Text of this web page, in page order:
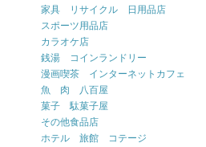
家具 リサイクル 日用品店
スポーツ用品店
カラオケ店
銭湯 コインランドリー
漫画喫茶 インターネットカフェ
魚 肉 八百屋
菓子 駄菓子屋
その他食品店
ホテル 旅館 コテージ